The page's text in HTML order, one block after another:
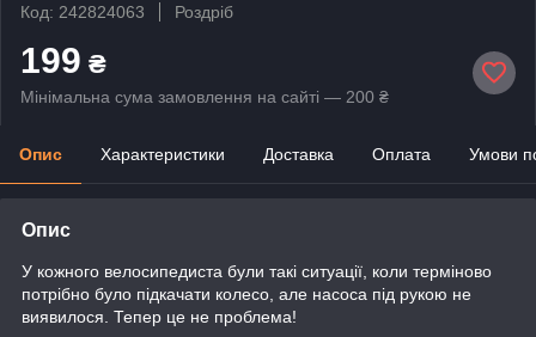
Код: 242824063
Роздріб
199 ₴
Мінімальна сума замовлення на сайті — 200 ₴
Опис Характеристики Доставка Оплата Умови
Опис
У кожного велосипедиста були такі ситуації, коли терміново
потрібно було підкачати колесо, але насоса під рукою не
виявилося. Тепер це не проблема!